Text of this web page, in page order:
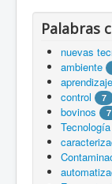
Palabras
nuevas
ambiente
aprendizaje
control 7
bovinos 7
Tecnología